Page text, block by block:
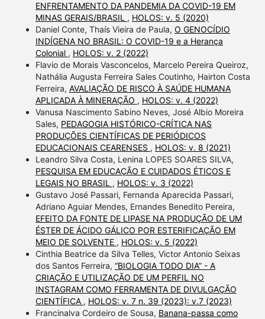
ENFRENTAMENTO DA PANDEMIA DA COVID-19 EM
MINAS GERAIS/BRASIL , HOLOS: v. 5 (2020)
Daniel Conte, Thaís Vieira de Paula, O GENOCÍDIO
INDÍGENA NO BRASIL: O COVID-19 e a Herança
Colonial , HOLOS: v. 2 (2022)
Flavio de Morais Vasconcelos, Marcelo Pereira Queiroz,
Nathália Augusta Ferreira Sales Coutinho, Hairton Costa
Ferreira, AVALIAÇÃO DE RISCO À SAÚDE HUMANA
APLICADA À MINERAÇÃO , HOLOS: v. 4 (2022)
Vanusa Nascimento Sabino Neves, José Albio Moreira
Sales, PEDAGOGIA HISTÓRICO-CRÍTICA NAS
PRODUÇÕES CIENTÍFICAS DE PERIÓDICOS
EDUCACIONAIS CEARENSES , HOLOS: v. 8 (2021)
Leandro Silva Costa, Lenina LOPES SOARES SILVA,
PESQUISA EM EDUCAÇÃO E CUIDADOS ÉTICOS E
LEGAIS NO BRASIL , HOLOS: v. 3 (2022)
Gustavo José Passari, Fernanda Aparecida Passari,
Adriano Aguiar Mendes, Ernandes Benedito Pereira,
EFEITO DA FONTE DE LIPASE NA PRODUÇÃO DE UM
ÉSTER DE ÁCIDO GÁLICO POR ESTERIFICAÇÃO EM
MEIO DE SOLVENTE , HOLOS: v. 5 (2022)
Cinthia Beatrice da Silva Telles, Victor Antonio Seixas
dos Santos Ferreira, “BIOLOGIA TODO DIA” - A
CRIAÇÃO E UTILIZAÇÃO DE UM PERFIL NO
INSTAGRAM COMO FERRAMENTA DE DIVULGAÇÃO
CIENTÍFICA , HOLOS: v. 7 n. 39 (2023): v.7 (2023)
Francinalva Cordeiro de Sousa, Banana-passa como